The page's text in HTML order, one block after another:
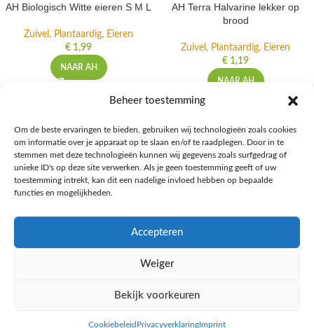
Beheer toestemming
Om de beste ervaringen te bieden, gebruiken wij technologieën zoals cookies
om informatie over je apparaat op te slaan en/of te raadplegen. Door in te
stemmen met deze technologieën kunnen wij gegevens zoals surfgedrag of
unieke ID's op deze site verwerken. Als je geen toestemming geeft of uw
toestemming intrekt, kan dit een nadelige invloed hebben op bepaalde
functies en mogelijkheden.
Accepteren
Weiger
Bekijk voorkeuren
Cookiebeleid PrivacyverklaringImprint
AH Biologisch Witte eieren S M L
Zuivel, Plantaardig, Eieren
€ 1,99
NAAR AH
AH Terra Halvarine lekker op
brood
Zuivel, Plantaardig, Eieren
€ 1,19
NAAR AH
Ontdek de beste keto-vriendelijke keuzes van Albert Heijn, verrijk je
kennis met onze diepgaande blogs over het keto-dieet, en deel jouw
favoriete keto recepten in onze bruisende online gemeenschap!
Ketomaaltijd.nl 2025